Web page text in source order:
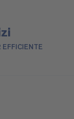
EFFICIENTE